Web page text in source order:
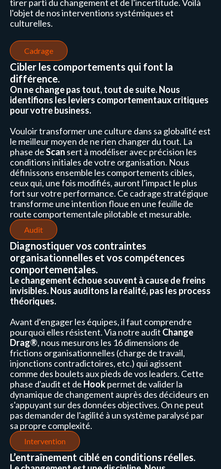
tirer parti du changement et de l'incertitude. Voilà
l'objet de nos interventions systémiques et
culturelles.
Cadrage
Cibler les comportements qui font la
différence.
On ne change pas tout, tout de suite. Nous
identifions les leviers comportementaux critiques
pour votre business.
Vouloir transformer une culture dans sa globalité est
le meilleur moyen de ne rien changer du tout. La
phase deScan sert à modéliser avec précision les
conditions initiales de votre organisation. Nous
définissons ensemble les comportements cibles,
ceux qui, une fois modifiés, auront l'impact le plus
fort sur votre performance. Ce cadrage stratégique
transforme une intention floue en une feuille de
route comportementale pilotable et mesurable.
Audit
Diagnostiquer vos contraintes
organisationnelles et vos compétences
comportementales.
Le changement échoue souvent à cause de freins
invisibles. Nous auditons la réalité, pas les process
théoriques.
Avant d'engager les équipes, il faut comprendre
pourquoi elles résistent. Via notre audit Change
Drag®, nous mesurons les 16 dimensions de
frictions organisationnelles (charge de travail,
injonctions contradictoires, etc.) qui agissent
comme des boulets aux pieds de vos leaders. Cette
phase d'audit et de Hookpermet de valider la
dynamique de changement auprès des décideurs en
s'appuyant sur des données objectives. On ne peut
pas demander de l'agilité à un système paralysé par
sa propre complexité.
Intervention
L’entraînement ciblé en conditions réelles.